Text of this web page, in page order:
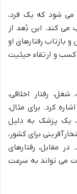
می شود که یک فرد،
می کند. این بُعد از
بازتاب رفتارهای او
و ارتقاء حیثیت
رفتار اخلاقی،
کرد. برای مثال،
یک پزشک به دلیل
برای کشور،
در مقابل، رفتارهای
می تواند به سرعت